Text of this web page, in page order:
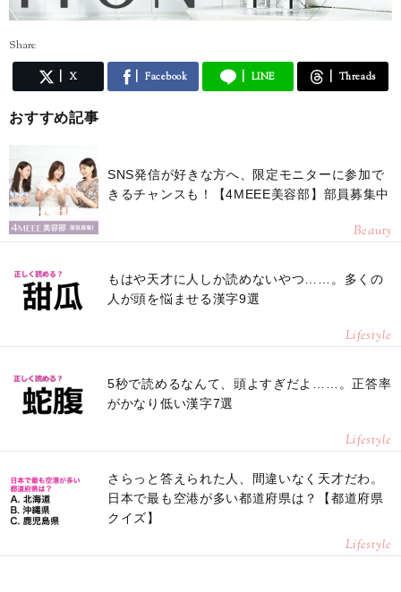
Share
X Facebook LINE Threads
おすすめ記事
SNS発信が好きな方へ、限定モニターに参加で
きるチャンスも！【4MEEE美容部】部員募集中
Beauty
もはや天才に人しか読めないやつ……。多くの
人が頭を悩ませる漢字9選
Lifestyle
5秒で読めるなんて、頭よすぎだよ……。正答率
がかなり低い漢字7選
Lifestyle
さらっと答えられた人、間違いなく天才だわ。
日本で最も空港が多い都道府県は？【都道府県
クイズ】
Lifestyle